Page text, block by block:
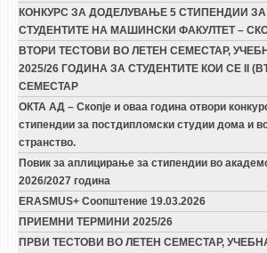
КОНКУРС ЗА ДОДЕЛУВАЊЕ 5 СТИПЕНДИИ ЗА
СТУДЕНТИТЕ НА МАШИНСКИ ФАКУЛТЕТ –
ВТОРИ ТЕСТОВИ ВО ЛЕТЕН СЕМЕСТАР,
2025/26 ГОДИНА ЗА СТУДЕНТИТЕ КОИ СЕ II
СЕМЕСТАР
ОКТА АД – Скопје и оваа година отвори
стипендии за постдипломски студии дома и
странство.
Повик за аплицирање за стипендии во
2026/2027 година
ERASMUS+ Соопштение 19.03.2026
ПРИЕМНИ ТЕРМИНИ 2025/26
ПРВИ ТЕСТОВИ ВО ЛЕТЕН СЕМЕСТАР,